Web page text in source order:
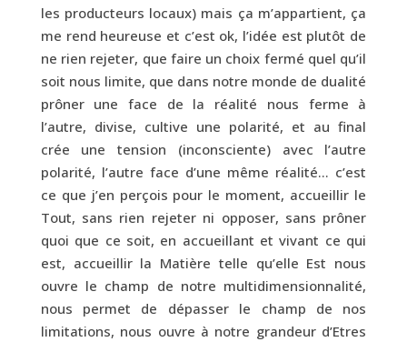
les producteurs locaux) mais ça m’appartient, ça
me rend heureuse et c’est ok, l’idée est plutôt de
ne rien rejeter, que faire un choix fermé quel qu’il
soit nous limite, que dans notre monde de dualité
prôner une face de la réalité nous ferme à
l’autre, divise, cultive une polarité, et au final
crée une tension (inconsciente) avec l’autre
polarité, l’autre face d’une même réalité… c’est
ce que j’en perçois pour le moment, accueillir le
Tout, sans rien rejeter ni opposer, sans prôner
quoi que ce soit, en accueillant et vivant ce qui
est, accueillir la Matière telle qu’elle Est nous
ouvre le champ de notre multidimensionnalité,
nous permet de dépasser le champ de nos
limitations, nous ouvre à notre grandeur d’Etres